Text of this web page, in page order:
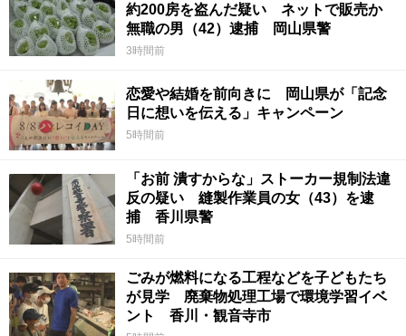
約200房を盗んだ疑い ネットで販売か
無職の男（42）逮捕 岡山県警
3時間前
恋愛や結婚を前向きに 岡山県が「記念
日に想いを伝える」キャンペーン
5時間前
「お前 潰すからな」ストーカー規制法違
反の疑い 縫製作業員の女（43）を逮
捕 香川県警
5時間前
ごみが燃料になる工程などを子どもたち
が見学 廃棄物処理工場で環境学習イベ
ント 香川・観音寺市